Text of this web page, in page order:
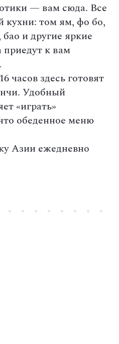
— вам сюда. Все
кухни: том ям, фо бо,
и другие яркие
к вам
часов здесь готовят
Удобный
«играть»
обеденное меню
Азии ежедневно